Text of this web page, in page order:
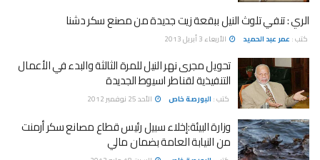
الري : تنفي تلوث النيل ببقعة زيت جديدة من مصنع سكر دشنا
كتب : عمر عبد الحميد الأربعاء 3 أبريل 2013
تحويل مجرى نهر النيل للمرة الثالثة والبدء في الأعمال
التنفيذية لقناطر اسيوط الجديدة
كتب : البورصة خاص الأحد 25 نوفمبر 2012
وزارة البيئة:إخلاء سبيل رئيس قطاع مصانع سكر أرمنت
من النيابة العامة بضمان مالي